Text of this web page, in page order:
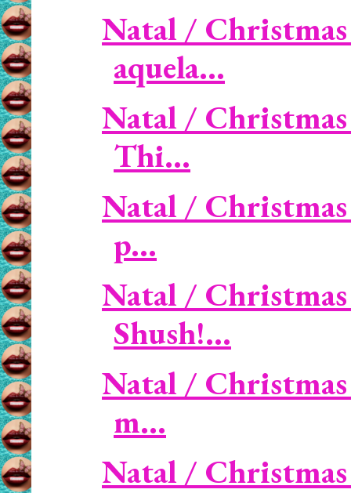
Natal /
aquela...
Natal /
Thi...
Natal /
p...
Natal /
Shush!...
Natal /
m...
Natal / Christmas